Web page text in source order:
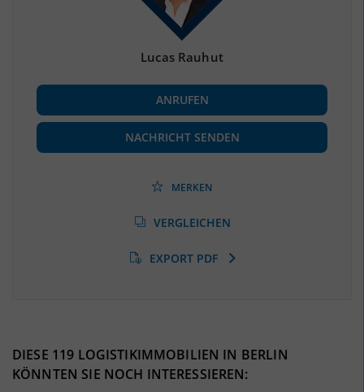
BESCHÄFTIGUNG
Beschäftigte
(Landkreis / Kreisfreie Stadt)
(Landkreis / Kreisfreie Stadt)
Lucas Rauhut
ANRUFEN
NACHRICHT SENDEN
MERKEN
VERGLEICHEN
EXPORT PDF
DIESE 119 LOGISTIKIMMOBILIEN IN BERLIN
KÖNNTEN SIE NOCH INTERESSIEREN: